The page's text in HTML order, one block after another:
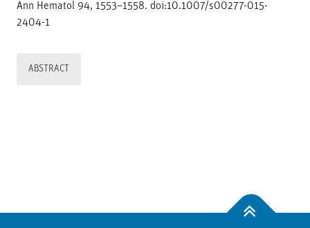
Ann Hematol 94, 1553–1558. doi:10.1007/s00277-015-
2404-1
ABSTRACT